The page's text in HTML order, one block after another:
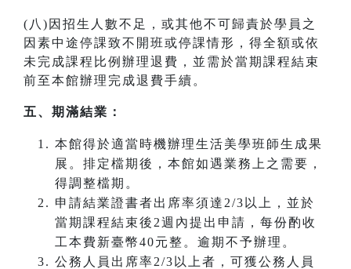
(八)因招生人數不足，或其他不可歸責於學員之
因素中途停課致不開班或停課情形，得全額或依
未完成課程比例辦理退費，並需於當期課程結束
前至本館辦理完成退費手續。
五、期滿結業：
本館得於適當時機辦理生活美學班師生成果
展。排定檔期後，本館如遇業務上之需要，
得調整檔期。
申請結業證書者出席率須達2/3以上，並於
當期課程結束後2週內提出申請，每份酌收
工本費新臺幣40元整。逾期不予辦理。
公務人員出席率2/3以上者，可獲公務人員